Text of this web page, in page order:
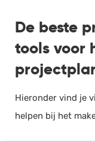
De beste
tools voor
Hieronder vind je
helpen bij het